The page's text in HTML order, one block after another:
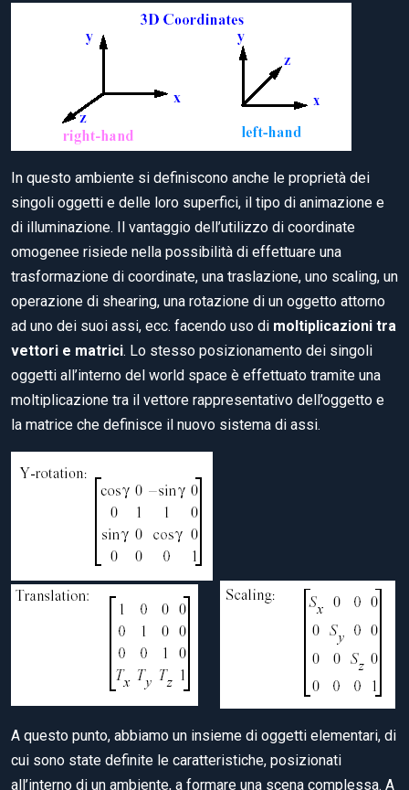
In questo ambiente si definiscono anche le proprietà dei
singoli oggetti e delle loro superfici, il tipo di animazione e
di illuminazione. Il vantaggio dell’utilizzo di coordinate
omogenee risiede nella possibilità di effettuare una
trasformazione di coordinate, una traslazione, uno scaling, un
operazione di shearing, una rotazione di un oggetto attorno
ad uno dei suoi assi, ecc. facendo uso di moltiplicazioni tra
vettori e matrici. Lo stesso posizionamento dei singoli
oggetti all’interno del world space è effettuato tramite una
moltiplicazione tra il vettore rappresentativo dell’oggetto e
la matrice che definisce il nuovo sistema di assi.
A questo punto, abbiamo un insieme di oggetti elementari, di
cui sono state definite le caratteristiche, posizionati
all’interno di un ambiente, a formare una scena complessa. A